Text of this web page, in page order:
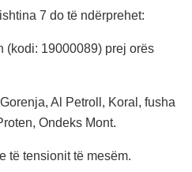
7 do të ndërprehet:
(kodi: 19000089) prej orës
Al Petroll, Koral, fusha
Ondeks Mont.
të tensionit të mesëm.